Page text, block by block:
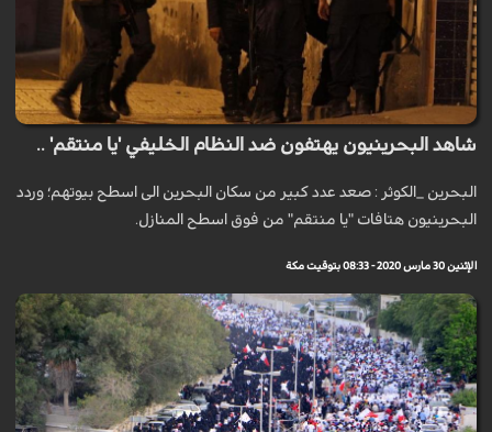
شاهد البحرينيون يهتفون ضد النظام الخليفي 'يا منتقم' ..
البحرين _الكوثر : صعد عدد كبير من سكان البحرين الى اسطح بيوتهم؛ وردد
البحرينيون هتافات "يا منتقم" من فوق اسطح المنازل.
الإثنين 30 مارس 2020 - 08:33 بتوقيت مكة